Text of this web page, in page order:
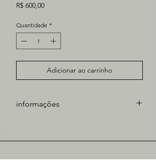
R$ 600,00Preço
Quantidade *
Adicionar ao carrinho
informações
Ano: 2020